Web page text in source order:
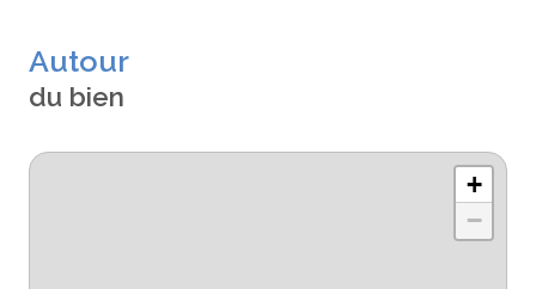
Autour
du bien
+
−